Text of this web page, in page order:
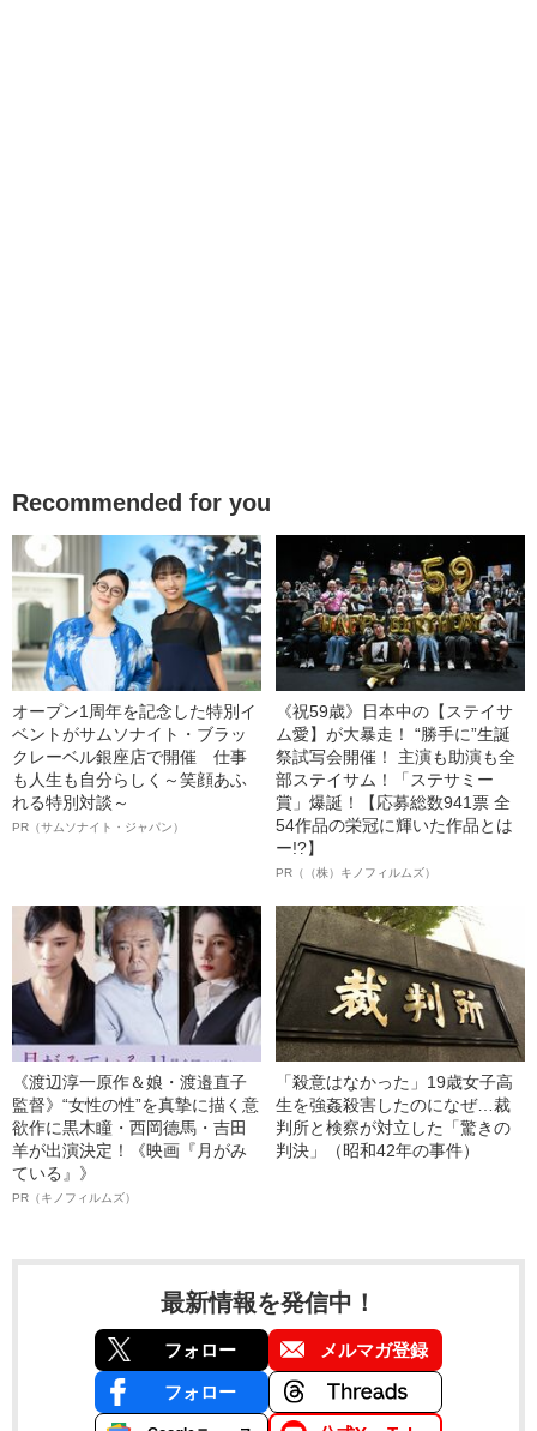
Recommended for you
オープン1周年を記念した特別イ
ベントがサムソナイト・ブラッ
クレーベル銀座店で開催 仕事
も人生も自分らしく～笑顔あふ
れる特別対談～
PR（サムソナイト・ジャパン）
《祝59歳》日本中の【ステイサ
ム愛】が大暴走！ “勝手に”生誕
祭試写会開催！ 主演も助演も全
部ステイサム！「ステサミー
賞」爆誕！【応募総数941票 全
54作品の栄冠に輝いた作品とは
ー!?】
PR（（株）キノフィルムズ）
《渡辺淳一原作＆娘・渡邉直子
監督》“女性の性”を真摯に描く意
欲作に黒木瞳・西岡德馬・吉田
羊が出演決定！《映画『月がみ
ている』》
PR（キノフィルムズ）
「殺意はなかった」19歳女子高
生を強姦殺害したのになぜ…裁
判所と検察が対立した「驚きの
判決」（昭和42年の事件）
最新情報を発信中！
フォロー メルマガ登録
フォロー